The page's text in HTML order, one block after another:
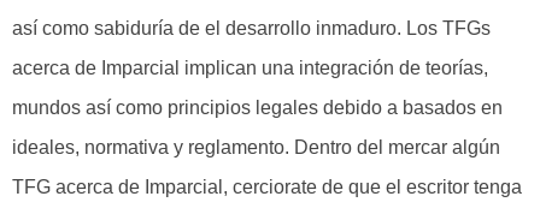
así­ como sabiduría de el desarrollo inmaduro. Los TFGs
acerca de Imparcial implican una integración de teorías,
mundos así­ como principios legales debido a basados en
ideales, normativa y reglamento. Dentro del mercar algún
TFG acerca de Imparcial, cerciorate de que el escritor tenga